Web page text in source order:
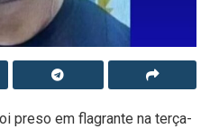
preso em flagrante na terça-